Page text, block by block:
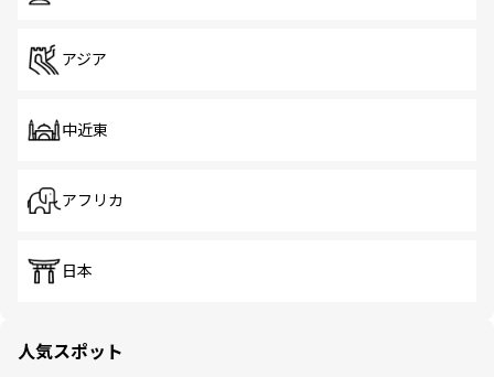
アジア
中近東
アフリカ
日本
人気スポット